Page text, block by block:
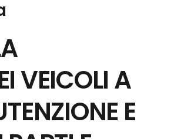
VEICOLI A
E